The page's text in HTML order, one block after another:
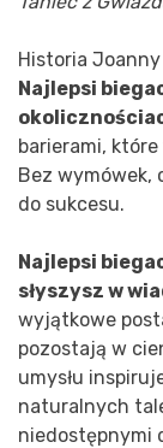
Historia
Najlepsi
barierami,
Bez wymówek,
do sukcesu.
Najlepsi
słyszysz w
wyjątkowe
pozostają w
umysłu
naturalnych
niedostępnymi